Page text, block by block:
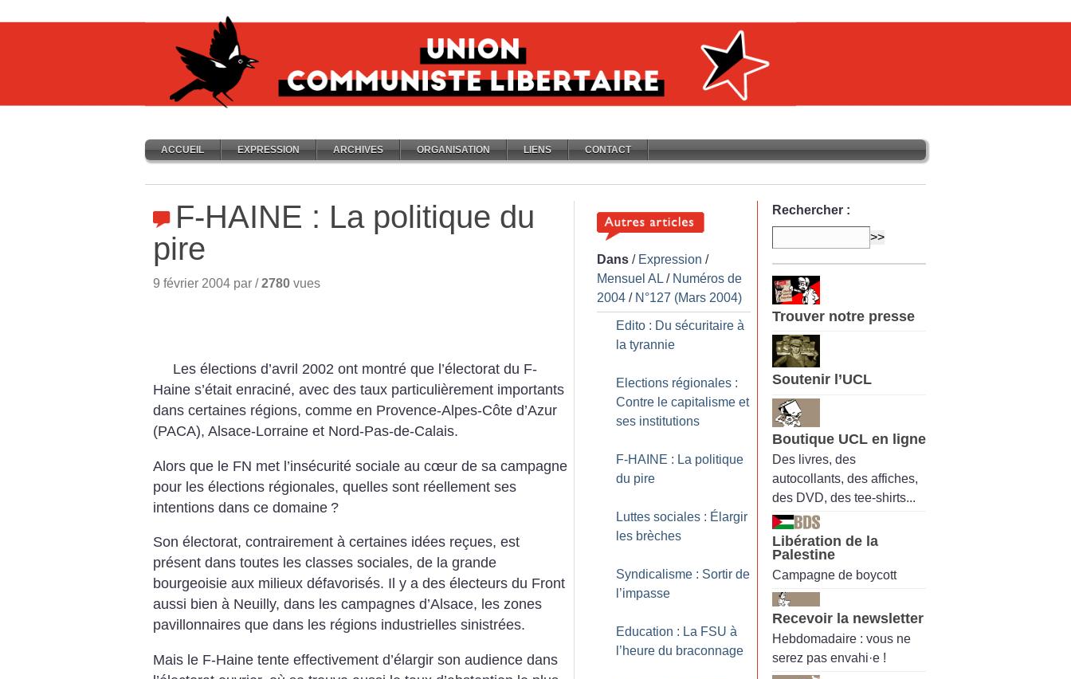
ACCUEIL EXPRESSION ARCHIVES ORGANISATION LIENS CONTACT
F-HAINE : La politique du
pire
9 février 2004 par /2780 vues
Les élections d’avril 2002 ont montré que l’électorat du F-
Haine s’était enraciné, avec des taux particulièrement importants
dans certaines régions, comme en Provence-Alpes-Côte d’Azur
(PACA), Alsace-Lorraine et Nord-Pas-de-Calais.
Alors que le FN met l’insécurité sociale au cœur de sa campagne
pour les élections régionales, quelles sont réellement ses
intentions dans ce domaine ?
Son électorat, contrairement à certaines idées reçues, est
présent dans toutes les classes sociales, de la grande
bourgeoisie aux milieux défavorisés. Il y a des électeurs du Front
aussi bien à Neuilly, dans les campagnes d’Alsace, les zones
pavillonnaires que dans les régions industrielles sinistrées.
Mais le F-Haine tente effectivement d’élargir son audience dans
Dans / Expression /
Mensuel AL / Numéros de
2004 / N°127 (Mars 2004)
Edito : Du sécuritaire à
la tyrannie
Elections régionales :
Contre le capitalisme et
ses institutions
F-HAINE : La politique
du pire
Luttes sociales : Élargir
les brèches
Syndicalisme : Sortir de
l’impasse
Education : La FSU à
l’heure du braconnage
Rechercher :
Trouver notre presse
Soutenir l’UCL
Boutique UCL en ligne
Des livres, des
autocollants, des affiches,
des DVD, des tee-shirts...
Libération de la
Palestine
Campagne de boycott
Recevoir la newsletter
Hebdomadaire : vous ne
serez pas envahi·e !